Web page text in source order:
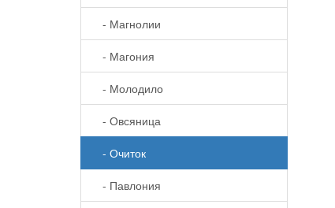
- Магнолии
- Магония
- Молодило
- Овсяница
- Очиток
- Павлония